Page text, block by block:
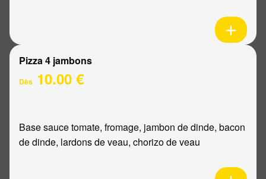
Pizza 4 jambons
Dès 10.00 €
Base sauce tomate, fromage, jambon de dinde, bacon
de dinde, lardons de veau, chorizo de veau